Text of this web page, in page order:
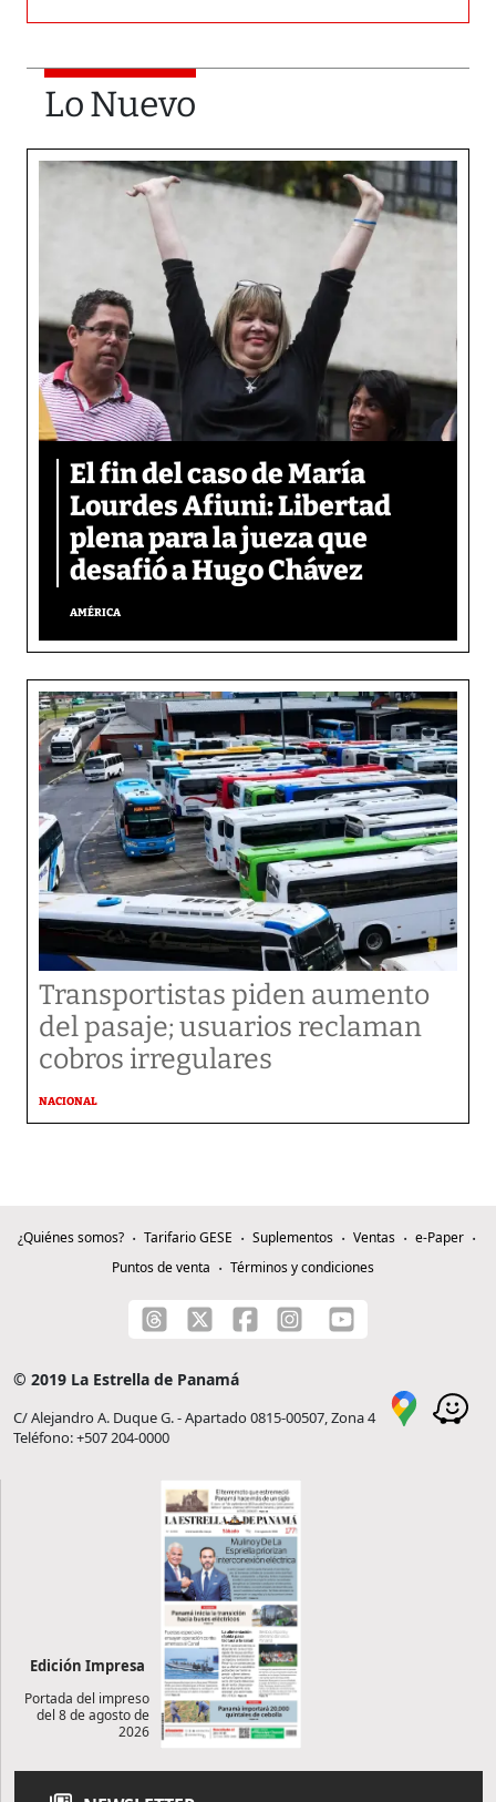
Lo Nuevo
El fin del caso de María
Lourdes Afiuni: Libertad
plena para la jueza que
desafió a Hugo Chávez
AMÉRICA
Transportistas piden aumento
del pasaje; usuarios reclaman
cobros irregulares
NACIONAL
¿Quiénes somos? Tarifario GESE Suplementos Ventas
e-Paper
Puntos de venta
Términos y condiciones
© 2019 La Estrella de Panamá
C/ Alejandro A. Duque G. - Apartado 0815-00507, Zona 4
Teléfono: +507 204-0000
Edición Impresa
Portada del impreso
del 8 de agosto de
2026